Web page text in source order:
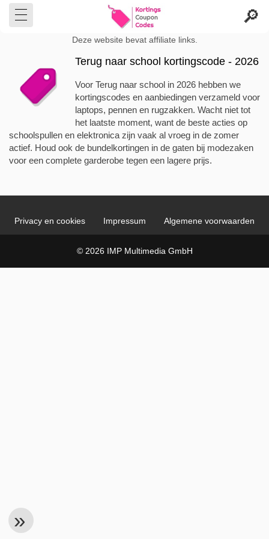
Deze website bevat affiliate links.
Terug naar school kortingscode - 2026
Voor Terug naar school in 2026 hebben we
kortingscodes en aanbiedingen verzameld voor
laptops, pennen en rugzakken. Wacht niet tot
het laatste moment, want de beste acties op
schoolspullen en elektronica zijn vaak al vroeg in de zomer
actief. Houd ook de bundelkortingen in de gaten bij modezaken
voor een complete garderobe tegen een lagere prijs.
Privacy en cookies Impressum Algemene voorwaarden
© 2026 IMP Multimedia GmbH